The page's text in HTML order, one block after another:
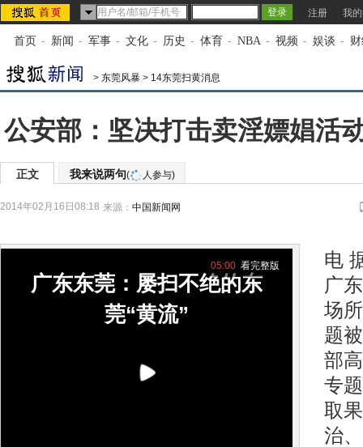
注册 我
首页 - 新闻 - 军事 - 文化 - 历史 - 体育 - NBA - 视频 - 娱谈 -
> 东莞风暴 > 14东莞扫黄消息
公安部：坚决打击卖淫嫖娼活
正文 我来说两句( 人参与)
2014年02月16日08:18 来源： 中国新闻网
广东东莞：屡扫不绝的东
莞“黄流”
05:00 看完整版
电
广
场
题
部
专
取
治